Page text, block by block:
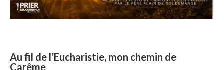
Au fil de l’Eucharistie, mon chemin de
Carême